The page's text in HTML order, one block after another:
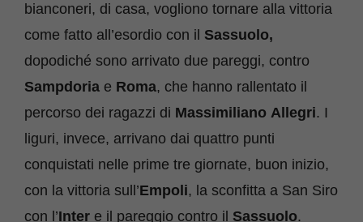
bianconeri, di casa, vogliono tornare alla vittoria
come fatto all’esordio con il Sassuolo,
dopodiché sono arrivato due pareggi, contro
Sampdoria e Roma, che hanno rallentato il
percorso dei ragazzi di Massimiliano Allegri. I
liguri, invece, arrivano dai quattro punti
conquistati nelle prime tre giornate, buon inizio,
con la vittoria sull’Empoli, la sconfitta a San Siro
con l’Inter e il pareggio contro il Sassuolo.